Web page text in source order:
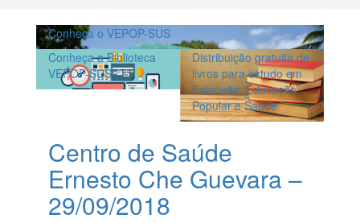
Conheça o VEPOP-SUS
Conheça a Biblioteca
VEPOP-SUS!
Distribuição gratuita de
livros para estudo em
Extensão, Educação
Popular e Saúde
Centro de Saúde
Ernesto Che Guevara –
29/09/2018